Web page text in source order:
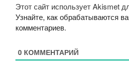
Этот сайт использует Akismet
Узнайте, как обрабатываются
комментариев.
0 КОММЕНТАРИЙ